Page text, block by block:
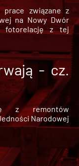
prace związane z
na Nowy Dwór
fotorelację z tej
- cz.
z remontów
Narodowej